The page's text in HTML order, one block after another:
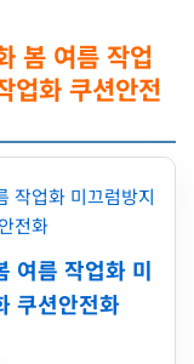
봄 여름 작업
업화 쿠션안전
여름 작업화 미
쿠션안전화